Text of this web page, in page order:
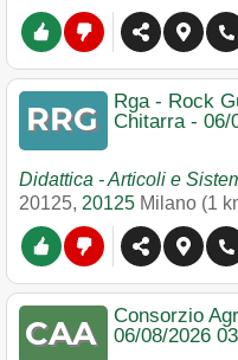
Rga - Rock
Chitarra - 06/
Didattica - Articoli e
20125, 20125 Milano (1
Consorzio
06/08/2026 03